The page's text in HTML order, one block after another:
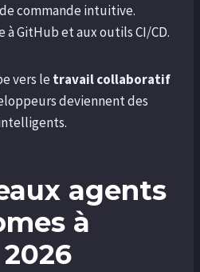
commande intuitive.
GitHub et aux outils CI/CD.
vers le travail collaboratif
deviennent des
agents
à